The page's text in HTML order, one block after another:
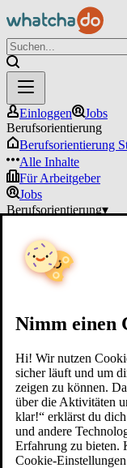
Nimm einen
Hi! Wir nutzen
sicher läuft und um
zeigen zu können.
über die Aktivitäten
klar!“ erklärst du
und andere
Erfahrung zu bieten.
Cookie-
Einloggen
Jobs
Berufsorientierung
Berufsorientierung
Alle Inhalte
Für Arbeitgeber
Jobs
Berufsorientierung▾